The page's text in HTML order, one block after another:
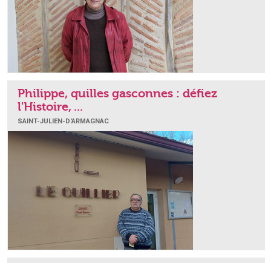
Philippe, quilles gasconnes : défiez
l'Histoire, ...
SAINT-JULIEN-D'ARMAGNAC